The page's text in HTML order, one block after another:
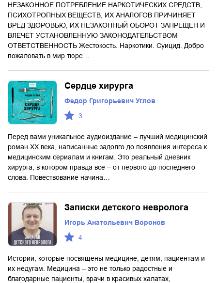
НЕЗАКОННОЕ ПОТРЕБЛЕНИЕ НАРКОТИЧЕСКИХ СРЕДСТВ,
ПСИХОТРОПНЫХ ВЕЩЕСТВ, ИХ АНАЛОГОВ ПРИЧИНЯЕТ
ВРЕД ЗДОРОВЬЮ, ИХ НЕЗАКОННЫЙ ОБОРОТ ЗАПРЕЩЕН И
ВЛЕЧЕТ УСТАНОВЛЕННУЮ ЗАКОНОДАТЕЛЬСТВОМ
ОТВЕТСТВЕННОСТЬ Жестокость. Наркотики. Суицид. Добро
пожаловать в мир тюре…
Сердце хирурга
Федор Григорьевич Углов
3
Перед вами уникальное аудиоиздание – лучший медицинский
роман XX века, написанные задолго до появления интереса к
медицинским сериалам и книгам. Это реальный дневник
хирурга, в котором правда все – от первого до последнего
слова. Повествование начина…
Записки детского невролога
Игорь Анатольевич Воронов
4
Истории, которые посвящены медицине, детям, пациентам и
их недугам. Медицина – это не только радостные и
благодарные пациенты, врачи в красивых халатах,